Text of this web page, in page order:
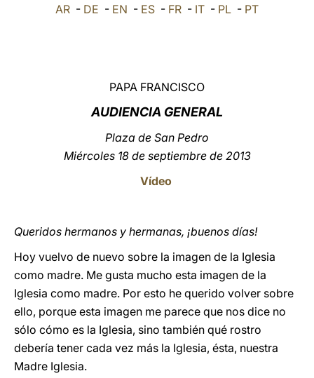
العربيّة AR - DE - EN - ES - FR - IT - PL - PT
PAPA FRANCISCO
AUDIENCIA GENERAL
Plaza de San Pedro
Miércoles 18 de septiembre de 2013
Vídeo
Queridos hermanos y hermanas, ¡buenos días!
Hoy vuelvo de nuevo sobre la imagen de la Iglesia
como madre. Me gusta mucho esta imagen de la
Iglesia como madre. Por esto he querido volver sobre
ello, porque esta imagen me parece que nos dice no
sólo cómo es la Iglesia, sino también qué rostro
debería tener cada vez más la Iglesia, ésta, nuestra
Madre Iglesia.